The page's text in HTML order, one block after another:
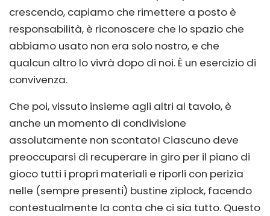
crescendo, capiamo che rimettere a posto è
responsabilità, è riconoscere che lo spazio che
abbiamo usato non era solo nostro, e che
qualcun altro lo vivrà dopo di noi. È un esercizio di
convivenza.
Che poi, vissuto insieme agli altri al tavolo, è
anche un momento di condivisione
assolutamente non scontato! Ciascuno deve
preoccuparsi di recuperare in giro per il piano di
gioco tutti i propri materiali e riporli con perizia
nelle (sempre presenti) bustine ziplock, facendo
contestualmente la conta che ci sia tutto. Questo